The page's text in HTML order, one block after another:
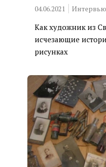
04.06.2021 Интервью
Как художник из
исчезающие
рисунках